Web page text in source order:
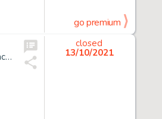
go premium
*Enki Bilal Né En 1951 La Trilogie Nikopol - Tome 2 La Femme Piège Encre de Chine, Gouache Et Crayon Pour La Planche 31 de C...
closed
13/10/2021